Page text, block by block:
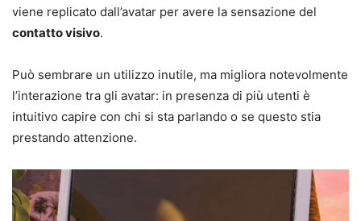
viene replicato dall’avatar per avere la sensazione del
contatto visivo.
Può sembrare un utilizzo inutile, ma migliora notevolmente
l’interazione tra gli avatar: in presenza di più utenti è
intuitivo capire con chi si sta parlando o se questo stia
prestando attenzione.